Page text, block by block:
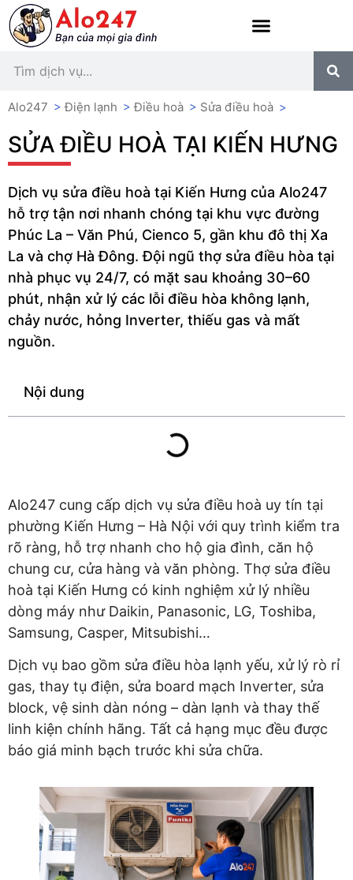
Alo247 >Điện lạnh >Điều hoà > Sửa điều hoà >
SỬA ĐIỀU HOÀ TẠI KIẾN HƯNG
Dịch vụ sửa điều hoà tại Kiến Hưng của Alo247
hỗ trợ tận nơi nhanh chóng tại khu vực đường
Phúc La – Văn Phú, Cienco 5, gần khu đô thị Xa
La và chợ Hà Đông. Đội ngũ thợ sửa điều hòa tại
nhà phục vụ 24/7, có mặt sau khoảng 30–60
phút, nhận xử lý các lỗi điều hòa không lạnh,
chảy nước, hỏng Inverter, thiếu gas và mất
nguồn.
Nội dung
Alo247 cung cấp dịch vụ sửa điều hoà uy tín tại
phường Kiến Hưng – Hà Nội với quy trình kiểm tra
rõ ràng, hỗ trợ nhanh cho hộ gia đình, căn hộ
chung cư, cửa hàng và văn phòng. Thợ sửa điều
hoà tại Kiến Hưng có kinh nghiệm xử lý nhiều
dòng máy như Daikin, Panasonic, LG, Toshiba,
Samsung, Casper, Mitsubishi…
Dịch vụ bao gồm sửa điều hòa lạnh yếu, xử lý rò rỉ
gas, thay tụ điện, sửa board mạch Inverter, sửa
block, vệ sinh dàn nóng – dàn lạnh và thay thế
linh kiện chính hãng. Tất cả hạng mục đều được
báo giá minh bạch trước khi sửa chữa.